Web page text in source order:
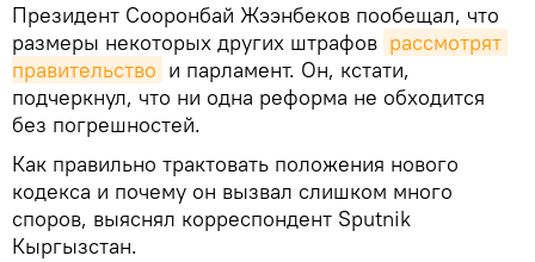
Президент Сооронбай Жээнбеков пообещал, что
размеры некоторых других штрафов рассмотрят
правительство и парламент. Он, кстати,
подчеркнул, что ни одна реформа не обходится
без погрешностей.
Как правильно трактовать положения нового
кодекса и почему он вызвал слишком много
споров, выяснял корреспондент Sputnik
Кыргызстан.